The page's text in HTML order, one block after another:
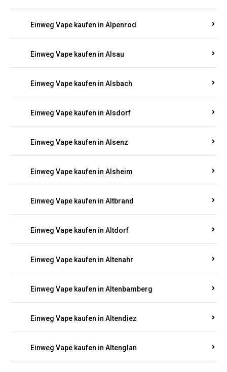
Einweg Vape kaufen in Alpenrod
Einweg Vape kaufen in Alsau
Einweg Vape kaufen in Alsbach
Einweg Vape kaufen in Alsdorf
Einweg Vape kaufen in Alsenz
Einweg Vape kaufen in Alsheim
Einweg Vape kaufen in Altbrand
Einweg Vape kaufen in Altdorf
Einweg Vape kaufen in Altenahr
Einweg Vape kaufen in Altenbamberg
Einweg Vape kaufen in Altendiez
Einweg Vape kaufen in Altenglan